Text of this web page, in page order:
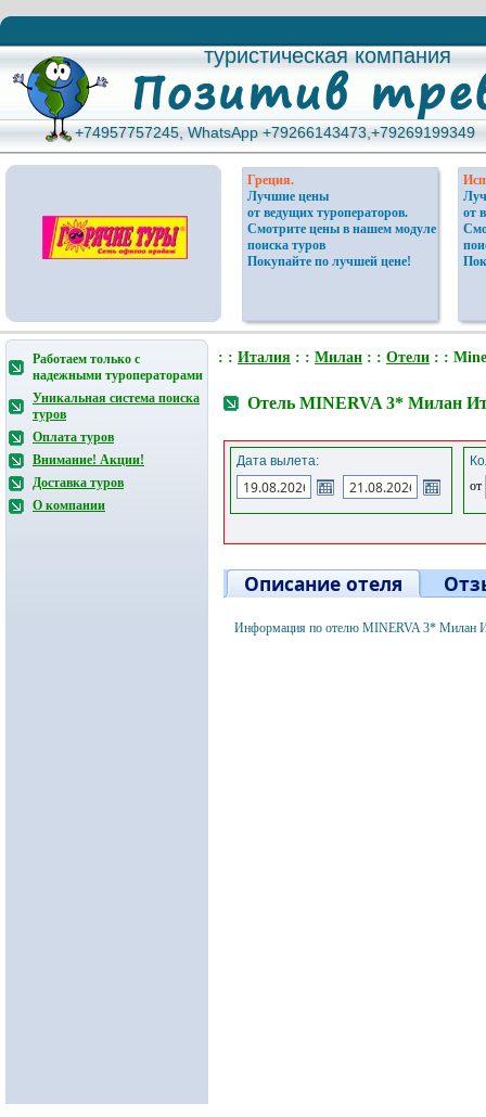
туристическая компания
туристическая компания
+74957757245, WhatsApp +79266143473,+79269199349
+74957757245, WhatsApp +79266143473,+79269199349
Греция.
Лучшие цены
от ведущих туроператоров.
Смотрите цены в нашем модуле
поиска туров
Покупайте по лучшей цене!
от
Работаем только с
надежными туроператорами
Уникальная система поиска
туров
Оплата туров
Внимание! Акции!
Доставка туров
О компании
: : Италия : : Милан : : Отели : :
Отель MINERVA 3* Милан
Дата вылета:
от
Описание отеля
Информация по отелю MINERVA 3* Милан